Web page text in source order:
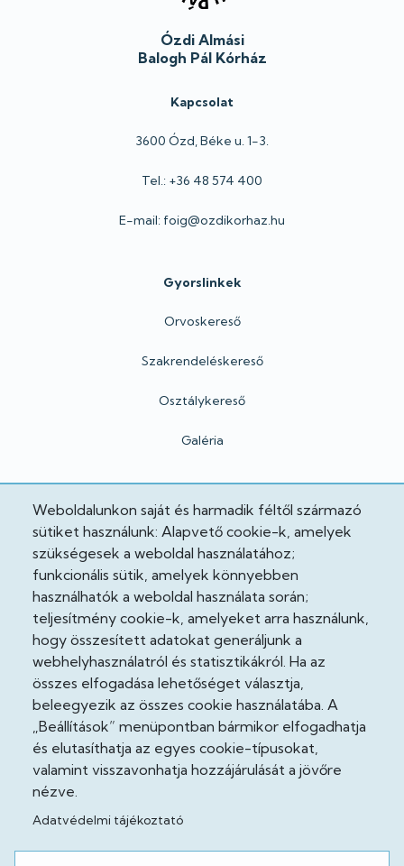
Weboldalunkon saját és harmadik féltől származó
sütiket használunk: Alapvető cookie-k, amelyek
szükségesek a weboldal használatához;
funkcionális sütik, amelyek könnyebben
használhatók a weboldal használata során;
teljesítmény cookie-k, amelyeket arra használunk,
hogy összesített adatokat generáljunk a
webhelyhasználatról és statisztikákról. Ha az
összes elfogadása lehetőséget választja,
beleegyezik az összes cookie használatába. A
„Beállítások” menüpontban bármikor elfogadhatja
és elutasíthatja az egyes cookie-típusokat,
valamint visszavonhatja hozzájárulását a jövőre
nézve.
Adatvédelmi tájékoztató
Ózdi Almási
Balogh Pál Kórház
Kapcsolat
3600 Ózd, Béke u. 1-3.
Tel.: +36 48 574 400
E-mail: foig@ozdikorhaz.hu
Gyorslinkek
Orvoskereső
Szakrendeléskereső
Osztálykereső
Galéria
Hivatalos
Adatkezelési tájékoztató
Adatvédelmi tisztviselő
Akadálymentesítési nyilatkozat
Cooekie szabályzat
Felhasználási feltételek
Impresszum
Jogi nyilatkozatok